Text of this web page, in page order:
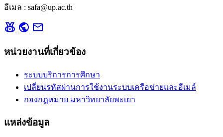
อีเมล : safa@up.ac.th
social_leaderboard public mail
หน่วยงานที่เกี่ยวข้อง
ระบบบริการการศึกษา
เปลี่ยนรหัสผ่านการใช้งานระบบเครือข่ายและอีเมล์
กองกฎหมาย มหาวิทยาลัยพะเยา
แหล่งข้อมูล